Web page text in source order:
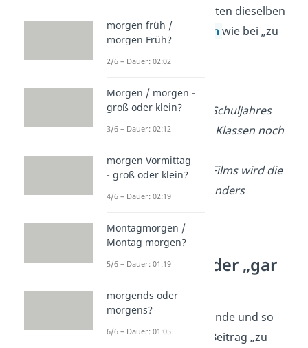
bei dieser Form gelten dieselben
Rechtschreibregelnwie bei „zu
Zum Ende
des Schuljahres
schreiben viele Klassen noch
Zum Ende des Films wird die
Handlung besonders
„garnicht“ oder „gar
Alles Gute hat ein Ende und so
muss auch dieser Beitrag „zu
morgen früh /
morgen Früh?
2/6 – Dauer: 02:02
Morgen / morgen -
groß oder klein?
3/6 – Dauer: 02:12
morgen Vormittag
- groß oder klein?
4/6 – Dauer: 02:19
Montagmorgen /
Montag morgen?
5/6 – Dauer: 01:19
morgends oder
morgens?
6/6 – Dauer: 01:05